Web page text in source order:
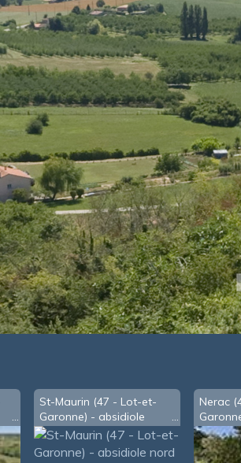
St-Maurin (47 - Lot-et-
Garonne) - absidiole
nord (2007)
Nerac